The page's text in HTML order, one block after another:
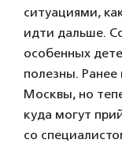
ситуациями,
идти дальше.
особенных
полезны.
Москвы, но
куда могут
со